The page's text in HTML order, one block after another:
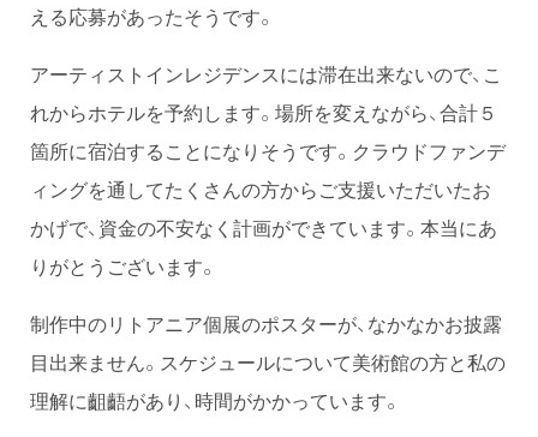
える応募があったそうです。
アーティストインレジデンスには滞在出来ないので、こ
れからホテルを予約します。場所を変えながら、合計５
箇所に宿泊することになりそうです。クラウドファンデ
ィングを通してたくさんの方からご支援いただいたお
かげで、資金の不安なく計画ができています。本当にあ
りがとうございます。
制作中のリトアニア個展のポスターが、なかなかお披露
目出来ません。スケジュールについて美術館の方と私の
理解に齟齬があり、時間がかかっています。